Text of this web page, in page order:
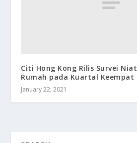
Citi Hong Kong Rilis Survei
Rumah pada Kuartal Keempat
January 22, 2021